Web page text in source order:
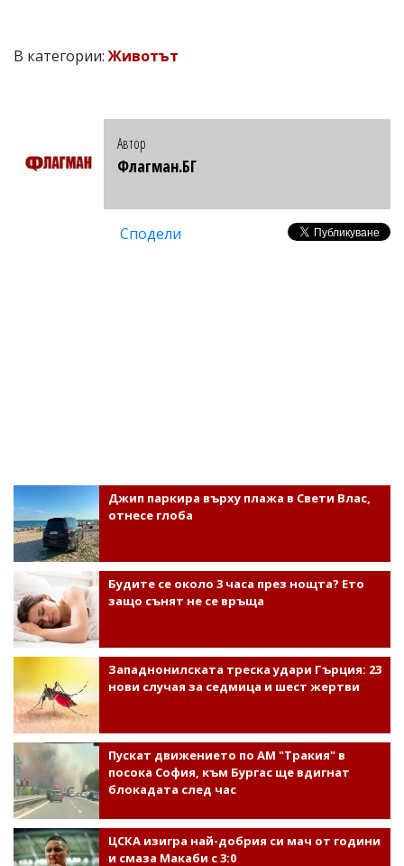
В категории:Животът
Автор
Флагман.БГ
Сподели
Джип паркира върху плажа в Свети Влас,
отнесе глоба
Будите се около 3 часа през нощта? Ето
защо сънят не се връща
Западнонилската треска удари Гърция: 23
нови случая за седмица и шест жертви
Пускат движението по АМ "Тракия" в
посока София, към Бургас ще вдигнат
блокадата след час
ЦСКА изигра най-добрия си мач от години
и смаза Макаби с 3:0